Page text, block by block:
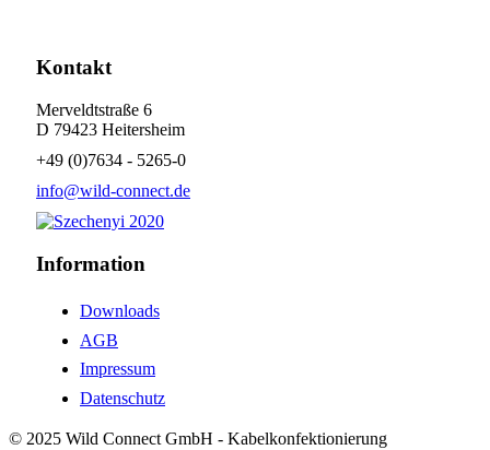
Kontakt
Merveldtstraße 6
D 79423 Heitersheim
+49 (0)7634 - 5265-0
info@wild-connect.de
Information
Downloads
AGB
Impressum
Datenschutz
© 2025 Wild Connect GmbH - Kabelkonfektionierung